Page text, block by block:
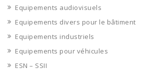
Equipements audiovisuels
Equipements divers pour le bâtiment
Equipements industriels
Equipements pour véhicules
ESN – SSII